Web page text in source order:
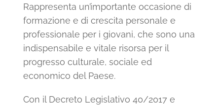
Rappresenta un’importante occasione di
formazione e di crescita personale e
professionale per i giovani, che sono una
indispensabile e vitale risorsa per il
progresso culturale, sociale ed
economico del Paese.
Con il Decreto Legislativo 40/2017 e